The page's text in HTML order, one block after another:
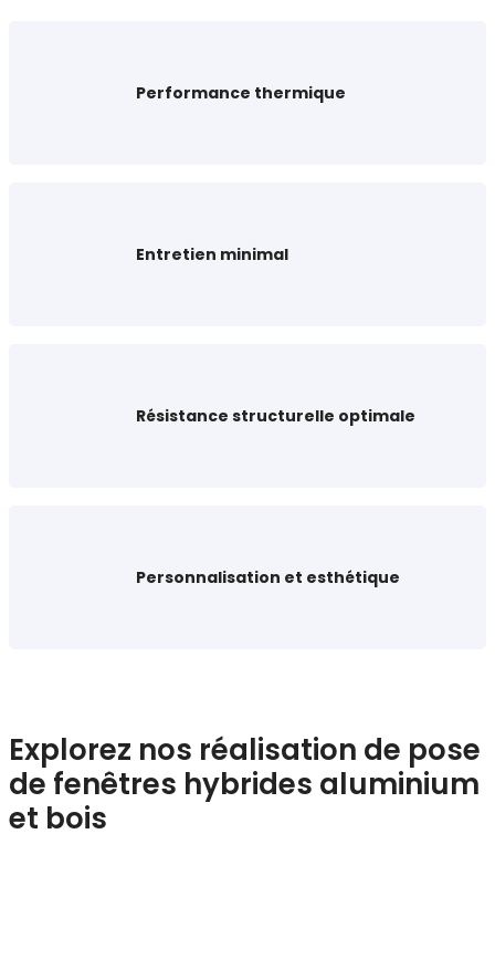
Performance thermique
Entretien minimal
Résistance structurelle optimale
Personnalisation et esthétique
Explorez nos réalisation de pose
de fenêtres hybrides aluminium
et bois